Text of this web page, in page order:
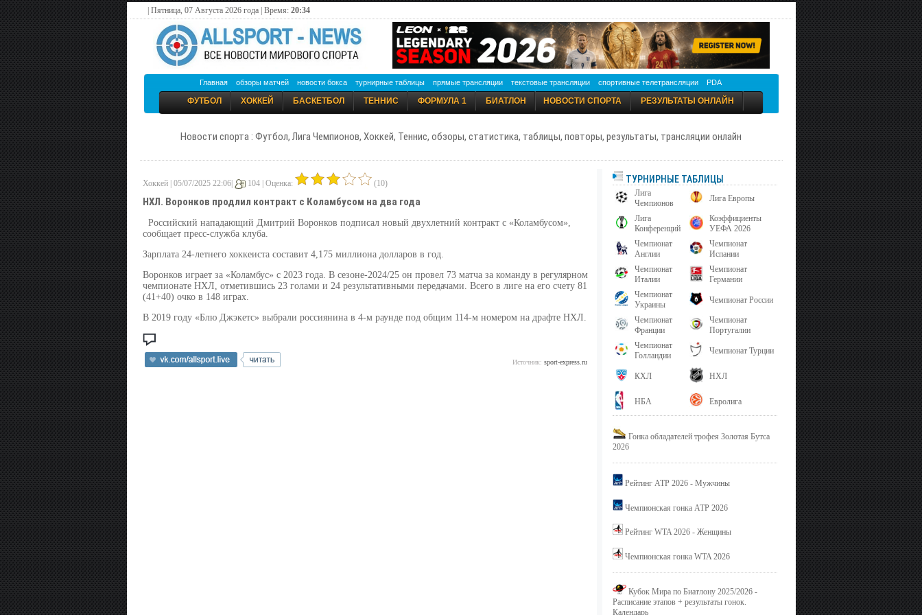
| Пятница, 07 Августа 2026 года | Время: 20:34
Главная обзоры матчей новости бокса турнирные таблицы прямые трансляции текстовые трансляции спортивные телетрансляции PDA
ФУТБОЛ ХОККЕЙ БАСКЕТБОЛ ТЕННИС ФОРМУЛА 1 БИАТЛОН НОВОСТИ СПОРТА РЕЗУЛЬТАТЫ ОНЛАЙН
Новости спорта : Футбол, Лига Чемпионов, Хоккей, Теннис, обзоры, статистика, таблицы, повторы, результаты, трансляции онлайн
Хоккей | 05/07/2025 22:06| 104 | Оценка: (10)
НХЛ. Воронков продлил контракт с Коламбусом на два года
Российский нападающий Дмитрий Воронков подписал новый двухлетний контракт с «Коламбусом»,
сообщает пресс-служба клуба.
Зарплата 24-летнего хоккеиста составит 4,175 миллиона долларов в год.
Воронков играет за «Коламбус» с 2023 года. В сезоне-2024/25 он провел 73 матча за команду в регулярном
чемпионате НХЛ, отметившись 23 голами и 24 результативными передачами. Всего в лиге на его счету 81
(41+40) очко в 148 играх.
В 2019 году «Блю Джэкетс» выбрали россиянина в 4-м раунде под общим 114-м номером на драфте НХЛ.
Источник: sport-express.ru
ТУРНИРНЫЕ ТАБЛИЦЫ
Лига
Чемпионов
Лига Европы
Лига
Конференций
Коэффициенты
УЕФА 2026
Чемпионат
Англии
Чемпионат
Испании
Чемпионат
Италии
Чемпионат
Германии
Чемпионат
Украины
Чемпионат России
Чемпионат
Франции
Чемпионат
Португалии
Чемпионат
Голландии
Чемпионат Турции
КХЛ НХЛ
НБА Евролига
Гонка обладателей трофея Золотая Бутса
2026
Рейтинг ATP 2026 - Мужчины
Чемпионская гонка ATP 2026
Рейтинг WTA 2026 - Женщины
Чемпионская гонка WTA 2026
Кубок Мира по Биатлону 2025/2026 -
Расписание этапов + результаты гонок.
Календарь